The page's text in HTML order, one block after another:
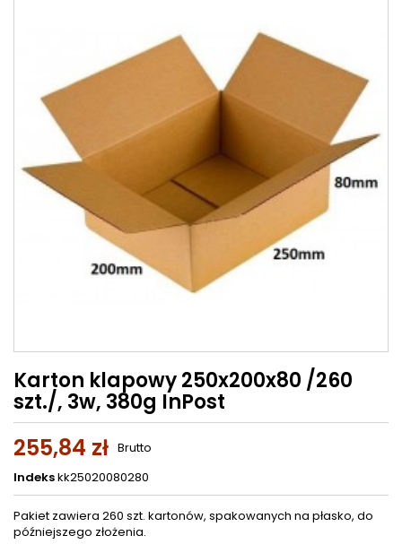
Karton klapowy 250x200x80 /260
szt./, 3w, 380g InPost
255,84 zł Brutto
Indekskk25020080280
Pakiet zawiera 260 szt. kartonów, spakowanych na płasko, do
późniejszego złożenia.